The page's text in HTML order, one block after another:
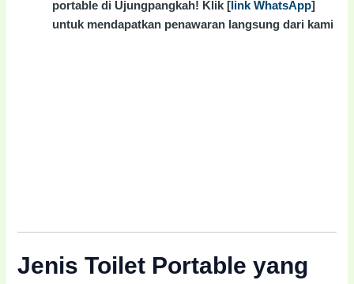
portable di Ujungpangkah! Klik [ link WhatsApp]
untuk mendapatkan penawaran langsung dari kami
Jenis Toilet Portable yang